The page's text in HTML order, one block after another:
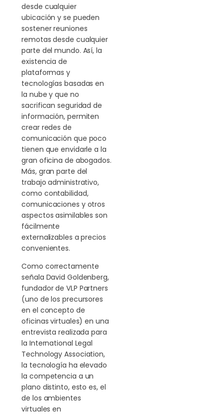
desde cualquier
ubicación y se pueden
sostener reuniones
remotas desde cualquier
parte del mundo. Así, la
existencia de
plataformas y
tecnologías basadas en
la nube y que no
sacrifican seguridad de
información, permiten
crear redes de
comunicación que poco
tienen que envidarle a la
gran oficina de abogados.
Más, gran parte del
trabajo administrativo,
como contabilidad,
comunicaciones y otros
aspectos asimilables son
fácilmente
externalizables a precios
convenientes.
Como correctamente
señala David Goldenberg,
fundador de VLP Partners
(uno de los precursores
en el concepto de
oficinas virtuales) en una
entrevista realizada para
la International Legal
Technology Association,
la tecnología ha elevado
la competencia a un
plano distinto, esto es, el
de los ambientes
virtuales en